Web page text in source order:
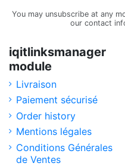
You may unsubscribe at any
our contact
iqitlinksmanager
module
Livraison
Paiement sécurisé
Order history
Mentions légales
Conditions Générales
de Ventes